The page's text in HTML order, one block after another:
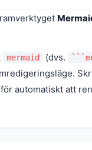
mermaid (dvs.
automatiskt att